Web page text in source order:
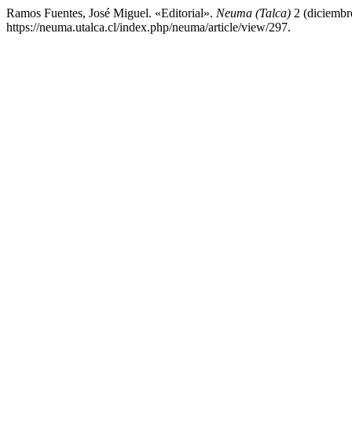
Ramos Fuentes, José Miguel. «Editorial». Neuma (Talca) 2
https://neuma.utalca.cl/index.php/neuma/article/view/297.